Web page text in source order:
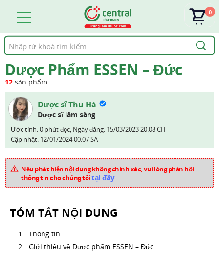
Tìm
kiếm
0
Dược Phẩm ESSEN – Đức
12 sản phẩm
Dược sĩ Thu Hà
Dược sĩ lâm sàng
Ước tính: 0 phút đọc, Ngày đăng: 15/03/2023 20:08 CH
Cập nhật: 12/01/2024 00:07 SA
Nếu phát hiện nội dung không chính xác, vui lòng phản hồi
thông tin cho chúng tôitại đây
TÓM TẮT NỘI DUNG
Thông tin
Giới thiệu về Dược phẩm ESSEN – Đức